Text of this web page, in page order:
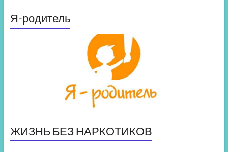
Я-родитель
ЖИЗНЬ БЕЗ НАРКОТИКОВ